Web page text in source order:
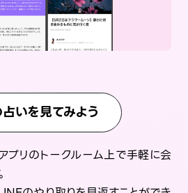
いを見てみよう
プリのトークルーム上で手軽に会